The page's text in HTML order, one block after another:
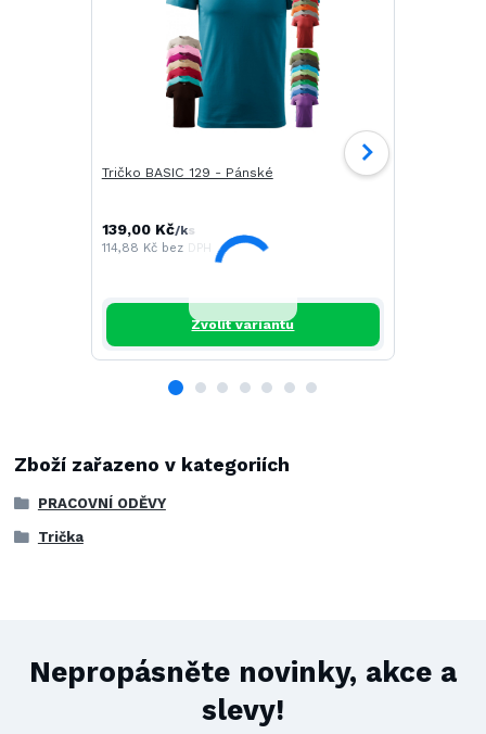
Tričko BASIC 129 - Pánské
139,00 Kč/ks
114,88 Kč bez DPH
Zvolit variantu
Zboží zařazeno v kategoriích
PRACOVNÍ ODĚVY
Trička
Nepropásněte novinky, akce a
slevy!